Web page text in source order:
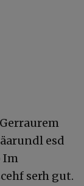
esd
Im
serh gut.